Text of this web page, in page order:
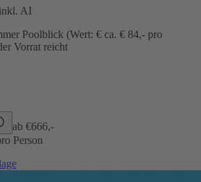
AI
Poolblick (Wert: € ca. € 84,- pro
Vorrat reicht
ab €666,-
Person